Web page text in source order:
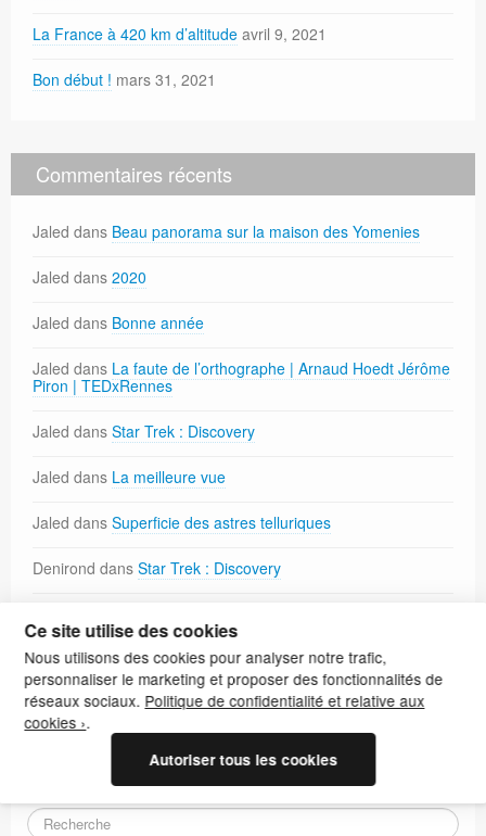
La France à 420 km d’altitude avril 9, 2021
Bon début ! mars 31, 2021
Commentaires récents
Jaled dans Beau panorama sur la maison des Yomenies
Jaled dans 2020
Jaled dans Bonne année
Jaled dans La faute de l’orthographe | Arnaud Hoedt Jérôme
Piron | TEDxRennes
Jaled dans Star Trek : Discovery
Jaled dans La meilleure vue
Jaled dans Superficie des astres telluriques
Denirond dans Star Trek : Discovery
JaleddansParéidolie
Ce site utilise des cookies
Nous utilisons des cookies pour analyser notre trafic,
personnaliser le marketing et proposer des fonctionnalités de
réseaux sociaux. Politique de confidentialité et relative aux
cookies ›.
Autoriser tous les cookies